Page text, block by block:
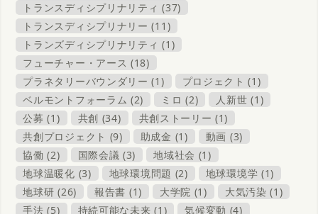
トランスディシプリナリティ (37)
トランスディシプリナリー (11)
トランズディシプリナリティ (1)
フューチャー・アース (18)
プラネタリーバウンダリー (1)
プロジェクト (1)
ベルモントフォーラム (2)
ミロ (2)
人新世 (1)
公募 (1)
共創 (34)
共創ストーリー (1)
共創プロジェクト (9)
助成金 (1)
動画 (3)
協働 (2)
国際会議 (3)
地域社会 (1)
地球温暖化 (3)
地球環境問題 (2)
地球環境学 (1)
地球研 (26)
報告書 (1) 大学院 (1)
大気汚染 (1)
手法 (5)
持続可能な未来 (1)
気候変動 (4)